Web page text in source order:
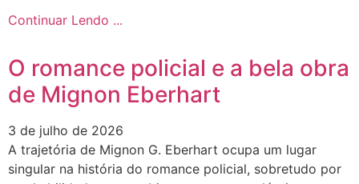
Continuar Lendo ...
O romance policial e a bela obra
de Mignon Eberhart
3 de julho de 2026
A trajetória de Mignon G. Eberhart ocupa um lugar
singular na história do romance policial, sobretudo por